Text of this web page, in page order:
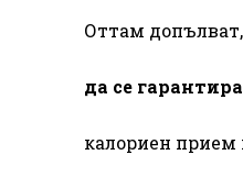
Оттам
да се
калориен прием